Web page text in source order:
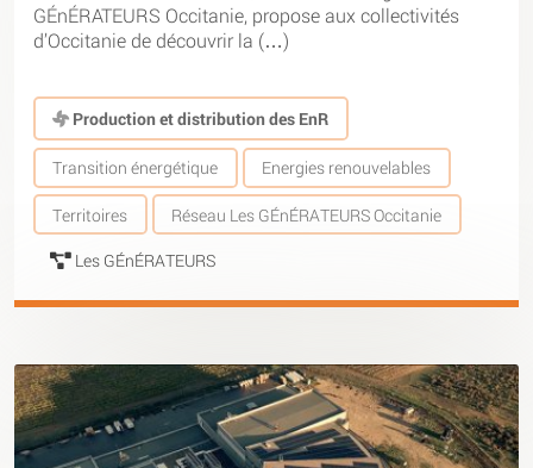
GÉnÉRATEURS Occitanie, propose aux collectivités
d’Occitanie de découvrir la (…)
Production et distribution des EnR
Transition énergétique Energies renouvelables
Territoires Réseau Les GÉnÉRATEURS Occitanie
Les GÉnÉRATEURS